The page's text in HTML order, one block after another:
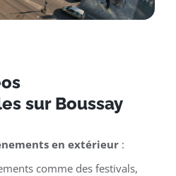
sur Boussay
en extérieur:
comme des festivals,